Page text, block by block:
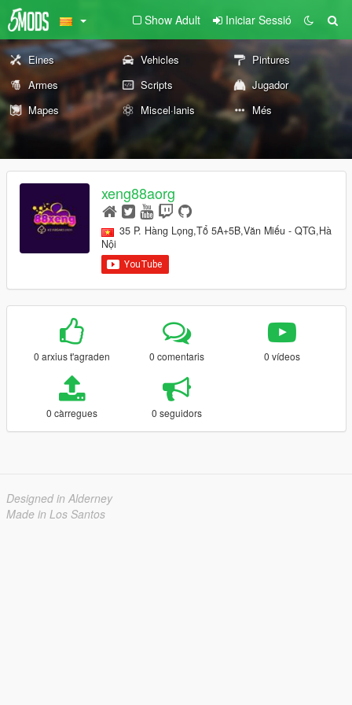
Show Adult Iniciar Sessió
Eines Vehicles
Pintures
Armes
Scripts
Jugador
Mapes
Miscel·lanis Més
xeng88aorg
35 P. Hàng Lọng,Tổ 5A+5B,Văn Miếu - QTG,Hà
Nội
0 arxius t'agraden 0 comentaris 0 vídeos
0 càrregues 0 seguidors
Designed in Alderney
Made in Los Santos